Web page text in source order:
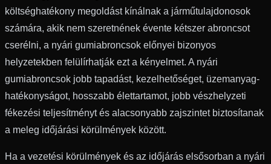
költséghatékony megoldást kínálnak a járműtulajdonosok
számára, akik nem szeretnének évente kétszer abroncsot
cserélni, a nyári gumiabroncsok előnyei bizonyos
helyzetekben felülírhatják ezt a kényelmet. A nyári
gumiabroncsok jobb tapadást, kezelhetőséget, üzemanyag-
hatékonyságot, hosszabb élettartamot, jobb vészhelyzeti
fékezési teljesítményt és alacsonyabb zajszintet biztosítanak
a meleg időjárási körülmények között.
Ha a vezetési körülmények és az időjárás elsősorban a nyári